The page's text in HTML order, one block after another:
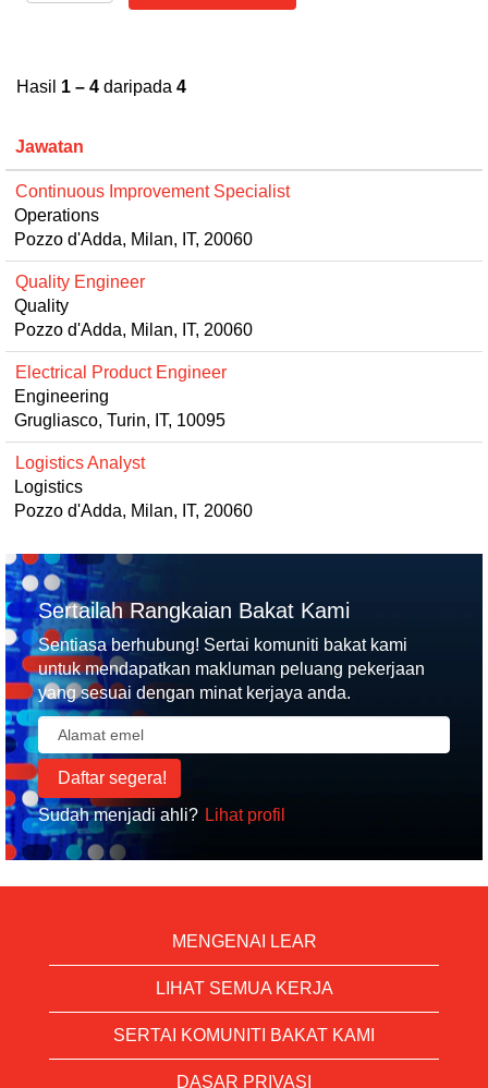
Hasil 1 – 4 daripada 4
Jawatan
Continuous Improvement Specialist
Operations
Pozzo d'Adda, Milan, IT, 20060
Quality Engineer
Quality
Pozzo d'Adda, Milan, IT, 20060
Electrical Product Engineer
Engineering
Grugliasco, Turin, IT, 10095
Logistics Analyst
Logistics
Pozzo d'Adda, Milan, IT, 20060
Sertailah Rangkaian Bakat Kami
Sentiasa berhubung! Sertai komuniti bakat kami
untuk mendapatkan makluman peluang pekerjaan
yang sesuai dengan minat kerjaya anda.
Sudah menjadi ahli? Lihat profil
MENGENAI LEAR
LIHAT SEMUA KERJA
SERTAI KOMUNITI BAKAT KAMI
DASAR PRIVASI